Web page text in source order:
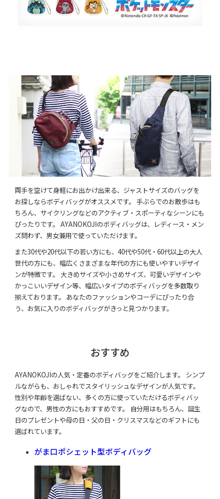
両手を空けて身軽にお出かけ出来る、ジャストサイズのバッグを
お探しならボディバッグがオススメです。 手ぶらでのお散歩はも
ちろん、サイクリングなどのアクティブ・スポーティなシーンにも
ぴったりです。 AYANOKOJIのボディバッグは、レディース・メン
ズ問わず、男女兼用で使っていただけます。
また30代や20代以下の若い方にも、40代や50代・60代以上の大人
世代の方にも、幅広くさまざまな年代の方にも使いやすいデザイ
ンが特徴です。 大きめサイズや小さめサイズ、可愛いデザインや
かっこいいデザイン等、幅広いタイプのボディバッグを多数取り
揃えております。 あなたのファッションやコーデにぴったり合
う、お気に入りのボディバッグがきっと見つかります。
おすすめ
AYANOKOJIの人気・定番のボディバッグをご紹介します。 シンプ
ルながらも、おしゃれでスタイリッシュなデザインが人気です。
性別や年齢を選ばない、多くの方に使っていただけるボディバッ
グなので、男性の方にもおすすめです。 自分用はもちろん、誕生
日のプレゼントや母の日・父の日・クリスマスなどのギフトにも
選ばれています。
がま口ポシェット型ボディバッグ